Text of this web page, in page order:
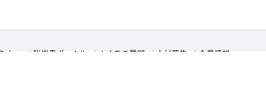
ー 脱炭素ポータル よくある質問 人材募集 企業情報